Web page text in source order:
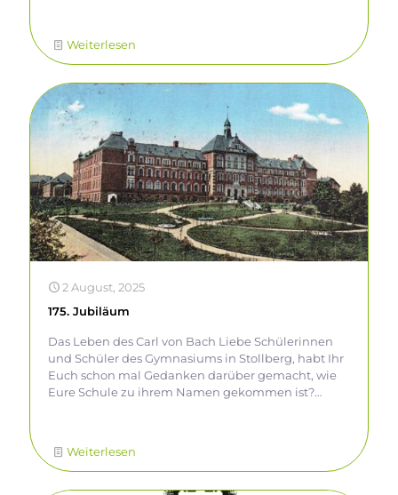
überholt und wir wollten die Seite aber nicht länger
im Baustellenmodus verstecken. Also haben wir
uns entschieden, lieber mit einem klaren,
modernen Start zu beginnen. Ab jetzt findet ihr hier
wie gewohnt die neusten Informationen aus dem
Schulalltag. Viel Spaß beim Stöbern, Klicken und
Entdecken – wir sind gespannt, wie euch unsere
neue Homepage gefällt!
Weiterlesen
2 August, 2025
175. Jubiläum
Das Leben des Carl von Bach Liebe Schülerinnen
und Schüler des Gymnasiums in Stollberg, habt Ihr
Euch schon mal Gedanken darüber gemacht, wie
Eure Schule zu ihrem Namen gekommen ist?
Menschen seinen Namen kennen? Ihr fragt Euch
bestimmt auch, wer gerade mit Euch spricht? Ich
Weiterlesen